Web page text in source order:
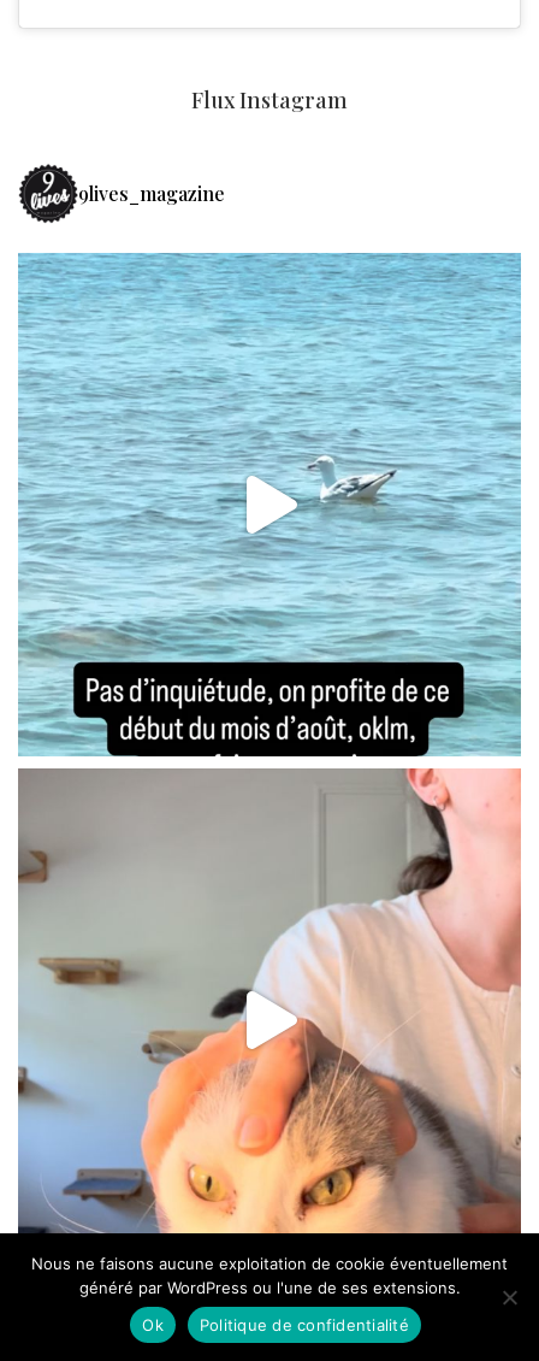
Flux Instagram
9lives_magazine
Nous ne faisons aucune exploitation de cookie éventuellement
généré par WordPress ou l'une de ses extensions.
Ok
Politique de confidentialité